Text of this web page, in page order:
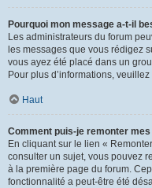
Pourquoi mon message a-t-il
Les administrateurs du forum
les messages que vous rédigez
vous ayez été placé dans un
Pour plus d’informations,
Haut
Comment puis-je remonter
En cliquant sur le lien «
consulter un sujet, vous pouvez
à la première page du forum.
fonctionnalité a peut-être été